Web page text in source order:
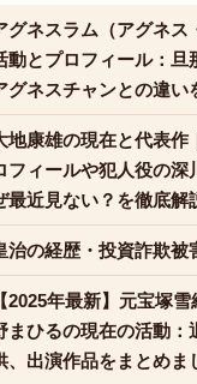
グネスラム（アグネス
動とプロフィール：旦
グネスチャンとの違い
地康雄の現在と代表作
フィールや犯人役の深
最近見ない？を徹底解
治の経歴・投資詐欺被
【2025年最新】元宝塚
まひるの現在の活動：
、出演作品をまとめま